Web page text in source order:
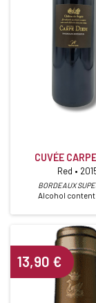
CUVÉE
Red •
BORDEAUX
Alcohol content
13,90 €